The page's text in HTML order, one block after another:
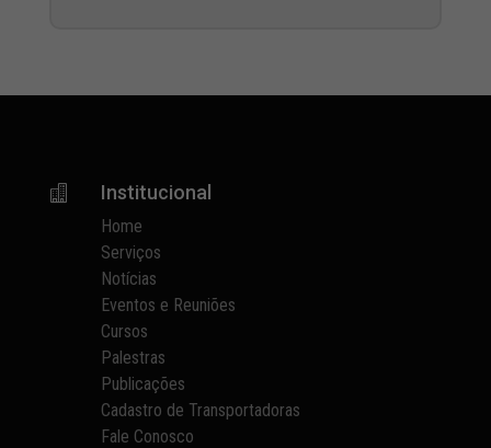
 Institucional
Home
Serviços
Notícias
Eventos e Reuniões
Cursos
Palestras
Publicações
Cadastro de Transportadoras
Fale Conosco